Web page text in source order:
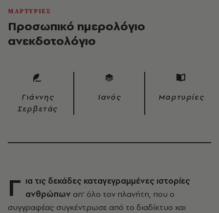
ΜΑΡΤΥΡΙΕΣ
Προσωπικό ημερολόγιο
ανεκδοτολόγιο
Γιάννης
Σερβετάς
Ιανός Μαρτυρίες
Γ ια τις δεκάδες καταγεγραμμένες ιστορίες
ανθρώπων απ’ όλο τον πλανήτη, που ο
συγγραφέας συγκέντρωσε από το διαδίκτυο και